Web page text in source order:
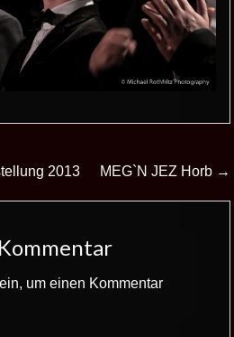
2013 MEG`N JEZ Horb →
um einen Kommentar